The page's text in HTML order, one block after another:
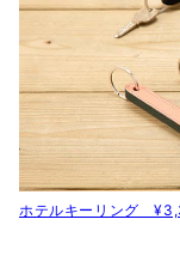
ホテルキーリング